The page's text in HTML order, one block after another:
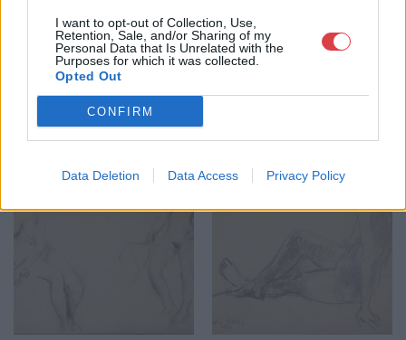
I want to opt-out of Collection, Use,
Retention, Sale, and/or Sharing of my
Personal Data that Is Unrelated with the
Purposes for which it was collected.
Opted Out
CONFIRM
Data Deletion Data Access Privacy Policy
KAPCSOLÓDÓ MŰTÁRGYAK